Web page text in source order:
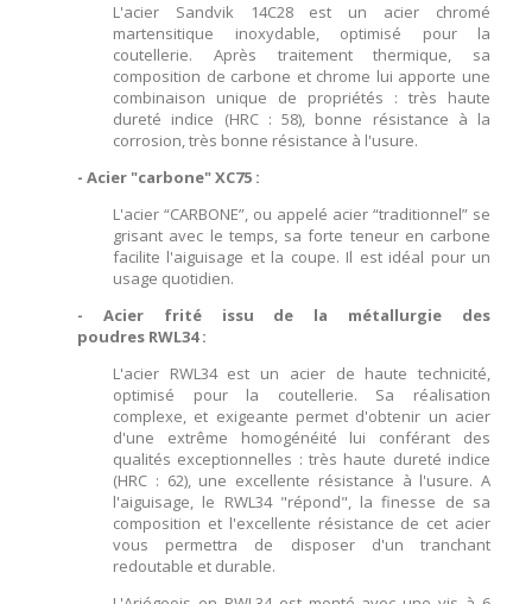
L'acier Sandvik 14C28 est un acier chromé
martensitique inoxydable, optimisé pour la
coutellerie. Après traitement thermique, sa
composition de carbone et chrome lui apporte une
combinaison unique de propriétés : très haute
dureté indice (HRC : 58), bonne résistance à la
corrosion, très bonne résistance à l'usure.
- Acier "carbone" XC75 :
L'acier “CARBONE”, ou appelé acier “traditionnel” se
grisant avec le temps, sa forte teneur en carbone
facilite l'aiguisage et la coupe. Il est idéal pour un
usage quotidien.
- Acier frité issu de la métallurgie des
poudres RWL34 :
L'acier RWL34 est un acier de haute technicité,
optimisé pour la coutellerie. Sa réalisation
complexe, et exigeante permet d'obtenir un acier
d'une extrême homogénéité lui conférant des
qualités exceptionnelles : très haute dureté indice
(HRC : 62), une excellente résistance à l'usure. A
l'aiguisage, le RWL34 "répond", la finesse de sa
composition et l'excellente résistance de cet acier
vous permettra de disposer d'un tranchant
redoutable et durable.